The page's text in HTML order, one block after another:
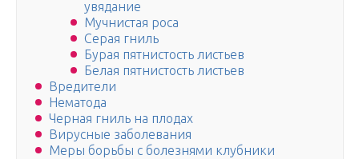
увядание
Мучнистая роса
Серая гниль
Бурая пятнистость листьев
Белая пятнистость листьев
Вредители
Нематода
Черная гниль на плодах
Вирусные заболевания
Меры борьбы с болезнями клубники